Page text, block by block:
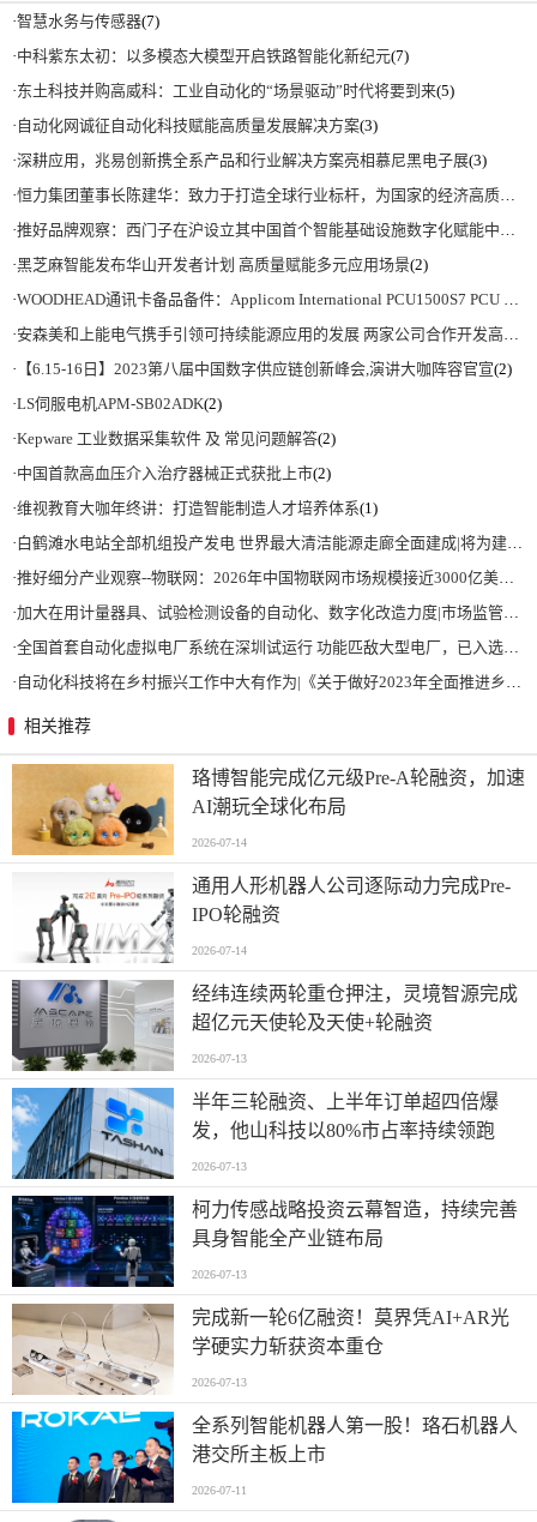
·智慧水务与传感器(7)
·中科紫东太初：以多模态大模型开启铁路智能化新纪元(7)
·东土科技并购高威科：工业自动化的“场景驱动”时代将要到来(5)
· 自动化网诚征自动化科技赋能高质量发展解决方案(3)
·深耕应用，兆易创新携全系产品和行业解决方案亮相慕尼黑电子展(3)
·恒力集团董事长陈建华：致力于打造全球行业标杆，为国家的经济高质量发展贡献更大力量|上海电气集团党委书记、董事长吴磊来访
·推好品牌观察：西门子在沪设立其中国首个智能基础设施数字化赋能中心
·黑芝麻智能发布华山开发者计划 高质量赋能多元应用场景(2)
·WOODHEAD通讯卡备品备件：Applicom International PCU1500S7 PCU 1500 S7 V4.5.0
·安森美和上能电气携手引领可持续能源应用的发展 两家公司合作开发高性能储能和太阳能组串式逆变器方案 以实现可持续的未来
· 【6.15-16日】2023第八届中国数字供应链创新峰会,演讲大咖阵容官宣(2)
·LS伺服电机APM-SB02ADK(2)
·Kepware 工业数据采集软件 及 常见问题解答(2)
·中国首款高血压介入治疗器械正式获批上市(2)
·维视教育大咖年终讲：打造智能制造人才培养体系(1)
·白鹤滩水电站全部机组投产发电 世界最大清洁能源走廊全面建成|将为建设新型能源体系、保障国家能源安全、实现“双碳”目标提供有力支撑
·推好细分产业观察--物联网：2026年中国物联网市场规模接近3000亿美元 智慧工厂、智慧城市、智慧电网等将占60%以上
·加大在用计量器具、试验检测设备的自动化、数字化改造力度|市场监管总局 工业和信息化部 关于促进企业计量能力提升的指导意见
·全国首套自动化虚拟电厂系统在深圳试运行 功能匹敌大型电厂，已入选国际典型案例
· 自动化科技将在乡村振兴工作中大有作为|《关于做好2023年全面推进乡村振兴重点工作的意见》发布
相关推荐
珞博智能完成亿元级Pre-A轮融资，加速
AI潮玩全球化布局
2026-07-14
通用人形机器人公司逐际动力完成Pre-
IPO轮融资
2026-07-14
经纬连续两轮重仓押注，灵境智源完成
超亿元天使轮及天使+轮融资
2026-07-13
半年三轮融资、上半年订单超四倍爆
发，他山科技以80%市占率持续领跑
2026-07-13
柯力传感战略投资云幕智造，持续完善
具身智能全产业链布局
2026-07-13
完成新一轮6亿融资！莫界凭AI+AR光
学硬实力斩获资本重仓
2026-07-13
全系列智能机器人第一股！珞石机器人
港交所主板上市
2026-07-11